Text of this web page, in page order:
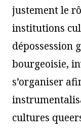
justement le
institutions
dépossession
bourgeoisie,
s’organiser
cultures